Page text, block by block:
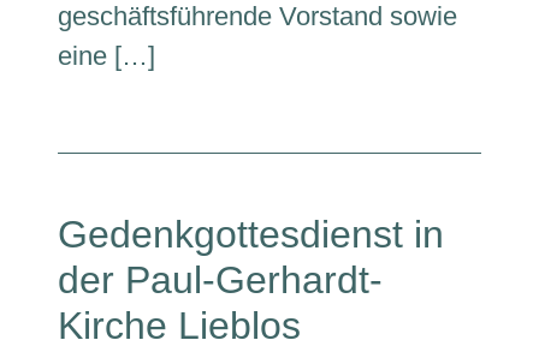
geschäftsführende Vorstand sowie
eine […]
Gedenkgottesdienst in
der Paul-Gerhardt-
Kirche Lieblos